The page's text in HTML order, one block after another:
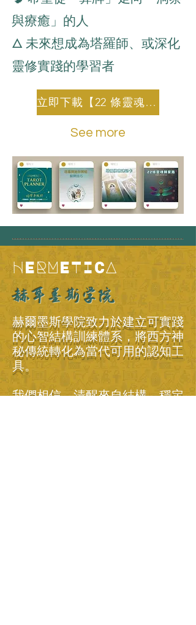
與療癒」的人
🜂 未來想成為塔羅師、或深化
靈修實踐的學習者
立即下載【22 條靈魂歸家路】
See more
HERMETICA
赫耳墨斯学院
赫爾墨斯學院致力於建立可實踐
的心智結構訓練體系，將西方神
秘傳統轉化為當代可用的認知工
具。
我們相信，清醒來自結構，穩定